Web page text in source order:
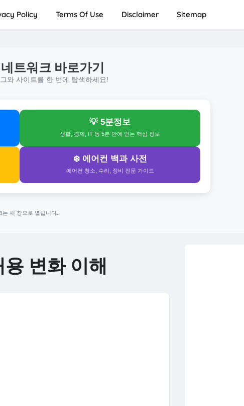
Policy Terms Of Use Disclaimer Sitemap
트워크 바로가기
와 사이트를 한 번에 탐색하세요!
💡 5분정보
생활, 경제, IT 등 5분 만에 얻는 핵심 정보
❄️ 에어컨 백과 사전
에어컨 청소, 수리, 정비 전문 가이드
는 새 창으로 열립니다.
변화 이해